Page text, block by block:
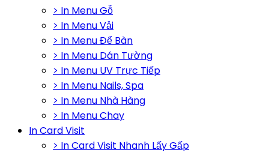
> In Menu Gỗ
> In Menu Vải
> In Menu Để Bàn
> In Menu Dán Tường
> In Menu UV Trực Tiếp
> In Menu Nails, Spa
> In Menu Nhà Hàng
> In Menu Chay
In Card Visit
> In Card Visit Nhanh Lấy Gấp